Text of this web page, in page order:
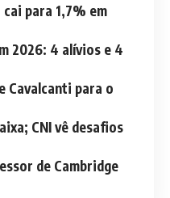
para 1,7% em
2026: 4 alívios e 4
Cavalcanti para o
CNI vê desafios
de Cambridge